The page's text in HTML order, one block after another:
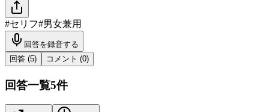
#セリフ#男女兼用
回答を録音する
回答 (5) コメント (0)
回答一覧5件